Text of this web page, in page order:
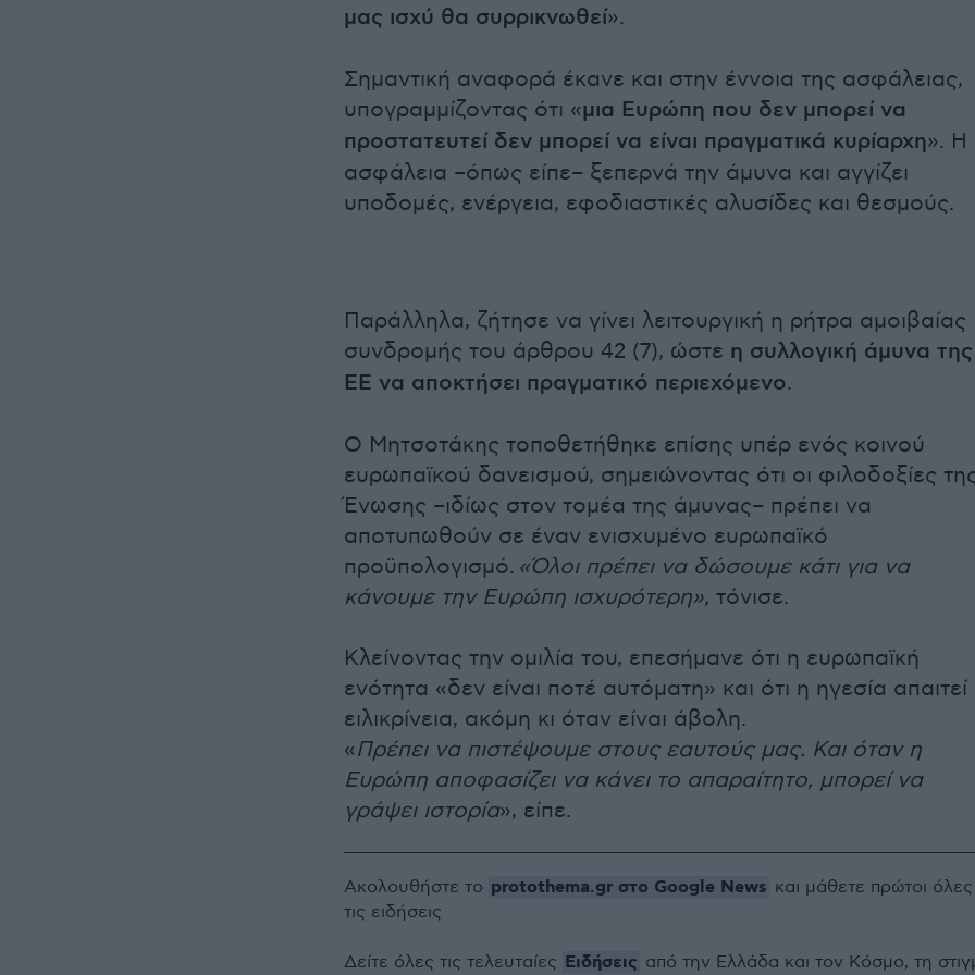
μας ισχύ θα συρρικνωθεί».
Σημαντική αναφορά έκανε και στην έννοια της ασφάλειας,
υπογραμμίζοντας ότι «μια Ευρώπη που δεν μπορεί να
προστατευτεί δεν μπορεί να είναι πραγματικά κυρίαρχη». Η
ασφάλεια –όπως είπε– ξεπερνά την άμυνα και αγγίζει
υποδομές, ενέργεια, εφοδιαστικές αλυσίδες και θεσμούς.
Παράλληλα, ζήτησε να γίνει λειτουργική η ρήτρα αμοιβαίας
συνδρομής του άρθρου 42 (7), ώστε η συλλογική άμυνα της
ΕΕ να αποκτήσει πραγματικό περιεχόμενο.
Ο Μητσοτάκης τοποθετήθηκε επίσης υπέρ ενός κοινού
ευρωπαϊκού δανεισμού, σημειώνοντας ότι οι φιλοδοξίες
Ένωσης –ιδίως στον τομέα της άμυνας– πρέπει να
αποτυπωθούν σε έναν ενισχυμένο ευρωπαϊκό
προϋπολογισμό. «Όλοι πρέπει να δώσουμε κάτι για να
κάνουμε την Ευρώπη ισχυρότερη», τόνισε.
Κλείνοντας την ομιλία του, επεσήμανε ότι η ευρωπαϊκή
ενότητα «δεν είναι ποτέ αυτόματη» και ότι η ηγεσία απαιτεί
ειλικρίνεια, ακόμη κι όταν είναι άβολη.
«Πρέπει να πιστέψουμε στους εαυτούς μας. Και όταν η
Ευρώπη αποφασίζει να κάνει το απαραίτητο, μπορεί να
γράψει ιστορία», είπε.
Ακολουθήστε το protothema.gr στο Google News και μάθετε πρώτοι όλες
τις ειδήσεις
Δείτε όλες τις τελευταίες Ειδήσεις από την Ελλάδα και τον Κόσμο, τη